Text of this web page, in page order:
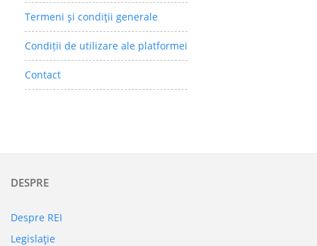
Termeni şi condiţii generale
Condiții de utilizare ale platformei
Contact
DESPRE
Despre REI
Legislaţie